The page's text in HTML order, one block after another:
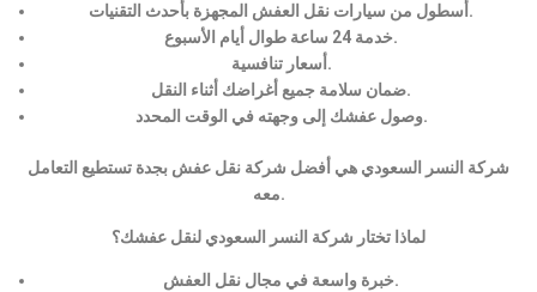
أسطول من سيارات نقل العفش المجهزة بأحدث التقنيات.
خدمة 24 ساعة طوال أيام الأسبوع.
أسعار تنافسية.
ضمان سلامة جميع أغراضك أثناء النقل.
وصول عفشك إلى وجهته في الوقت المحدد.
شركة النسر السعودي هي أفضل شركة نقل عفش بجدة تستطيع التعامل
معه.
لماذا تختار شركة النسر السعودي لنقل عفشك؟
خبرة واسعة في مجال نقل العفش.